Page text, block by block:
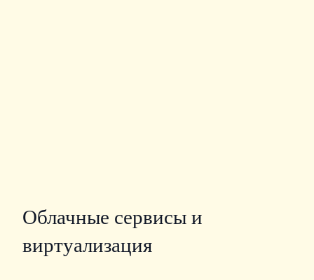
Облачные сервисы и
виртуализация